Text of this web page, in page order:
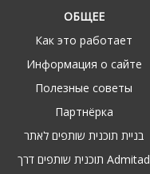
ОБЩЕЕ
Как это работает
Информация о сайте
Полезные советы
Партнёрка
בניית תוכנית שותפים לאתר
תוכנית שותפים דרך Admitad